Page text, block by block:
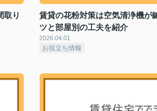
取り
賃貸の花粉対策は空気清浄機が
ツと部屋別の工夫を紹介
2026.04.01
お役立ち情報